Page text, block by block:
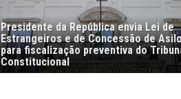
Presidente da República envia Lei de
Estrangeiros e de Concessão de
para fiscalização preventiva do
Constitucional